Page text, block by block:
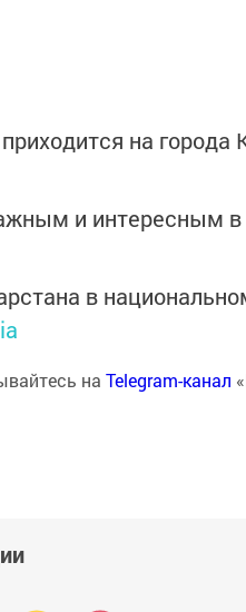
на
и интересным в
в
на Telegram-канал